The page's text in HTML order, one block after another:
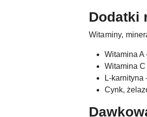
Dodatki
Witaminy,
Witamina A
Witamina
L-karnityna
Cynk,